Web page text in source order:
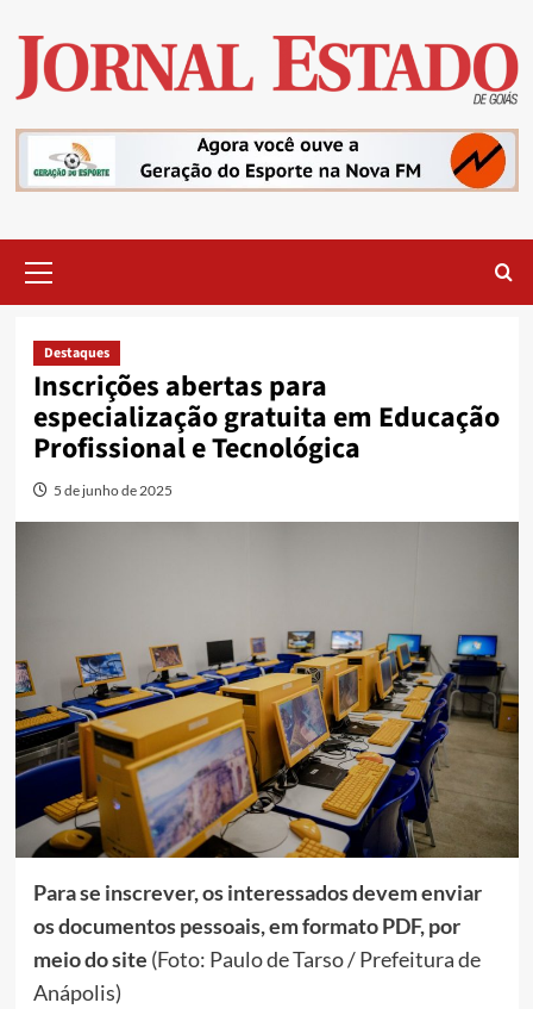
content
Menu
Destaques
Inscrições abertas para
especialização gratuita em Educação
Profissional e Tecnológica
5 de junho de 2025
Para se inscrever, os interessados devem enviar
os documentos pessoais, em formato PDF, por
meio do site (Foto: Paulo de Tarso / Prefeitura de
Anápolis)